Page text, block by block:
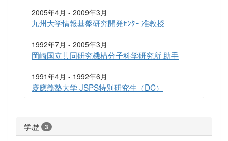
2005年4月 - 2009年3月
九州大学情報基盤研究開発ｾﾝﾀｰ 准教授
1992年7月 - 2005年3月
岡崎国立共同研究機構分子科学研究所 助手
1991年4月 - 1992年6月
慶應義塾大学 JSPS特別研究生（DC）
学歴 3